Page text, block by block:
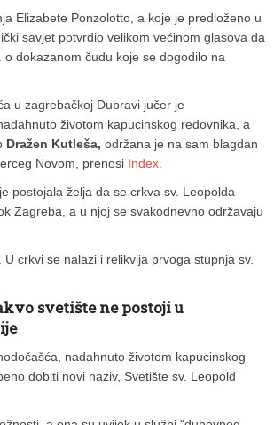
Elizabete Ponzolotto, a koje je predloženo u
savjet potvrdio velikom većinom glasova da
dokazanom čudu koje se dogodilo na
u zagrebačkoj Dubravi jučer je
životom kapucinskog redovnika, a
Dražen Kutleša, održana je na sam blagdan
Novom, prenosi Index.
postojala želja da se crkva sv. Leopolda
Zagreba, a u njoj se svakodnevno održavaju
crkvi se nalazi i relikvija prvoga stupnja sv.
svetište ne postoji u
nadahnuto životom kapucinskog
dobiti novi naziv, Svetište sv. Leopold